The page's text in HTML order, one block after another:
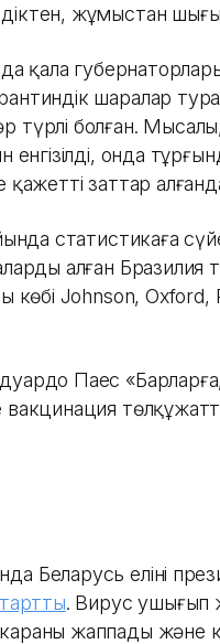
жұмыстан
қала
шаралар
болған. Мысалы,
енгізілді, онда
заттар
статистикаға
алған Бразилия
көбі Johnson,
Паес
вакцинация
Беларусь елінің
тартты. Вирус ушығып
жаппады және